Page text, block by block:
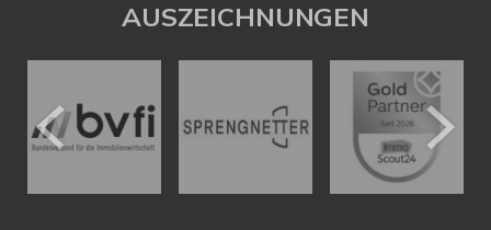
AUSZEICHNUNGEN